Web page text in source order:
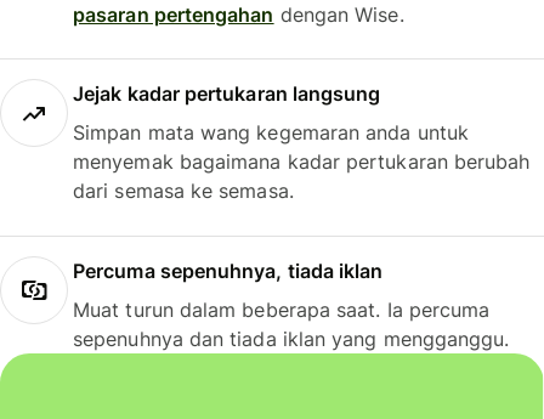
pasaran pertengahan dengan Wise.
Jejak kadar pertukaran langsung
Simpan mata wang kegemaran anda untuk
menyemak bagaimana kadar pertukaran berubah
dari semasa ke semasa.
Percuma sepenuhnya, tiada iklan
Muat turun dalam beberapa saat. Ia percuma
sepenuhnya dan tiada iklan yang mengganggu.